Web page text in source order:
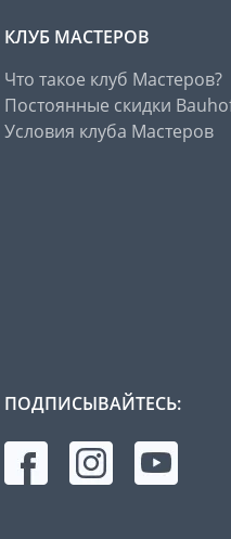
КЛУБ МАСТЕРОВ
Что такое клуб Мастеров?
Постоянные скидки
Условия клуба Мастеров
ПОДПИСЫВАЙТЕСЬ: